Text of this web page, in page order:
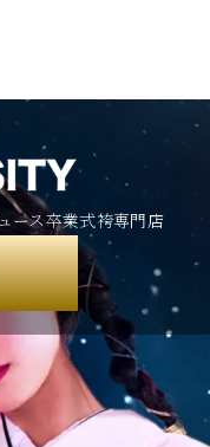
ース卒業式袴専門店